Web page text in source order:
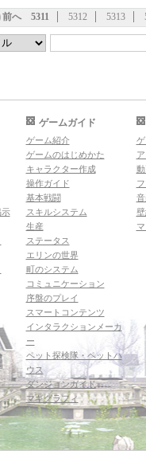
前へ 5311 5312 5313
示
ゲームガイド
ゲーム紹介
ゲームのはじめかた
キャラクター作成
操作ガイド
基本戦闘
スキルシステム
生産
ステータス
エリンの世界
町のシステム
コミュニケーション
序盤のプレイ
スマートコンテンツ
インタラクションメーカ
ー
ペット探検隊・ペットハ
ウス
ダンジョンガイド
マギグラフィ